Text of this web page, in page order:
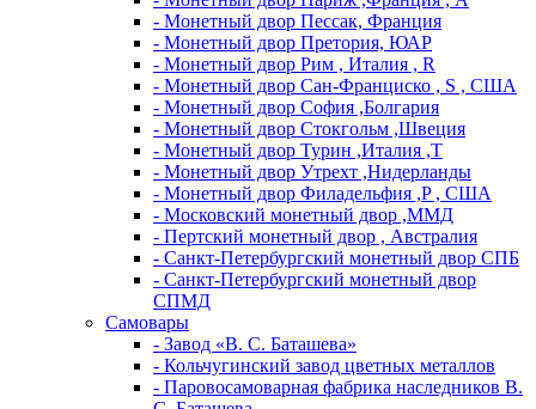
- Монетный двор Пессак, Франция
- Монетный двор Претория, ЮАР
- Монетный двор Рим , Италия , R
- Монетный двор Сан-Франциско , S , США
- Монетный двор София ,Болгария
- Монетный двор Стокгольм ,Швеция
- Монетный двор Турин ,Италия ,T
- Монетный двор Утрехт ,Нидерланды
- Монетный двор Филадельфия ,P , США
- Московский монетный двор ,ММД
- Пертский монетный двор , Австралия
- Санкт-Петербургский монетный двор СПБ
- Санкт-Петербургский монетный двор
СПМД
Самовары
- Завод «В. С. Баташева»
- Кольчугинский завод цветных металлов
- Паровосамоварная фабрика наследников В.